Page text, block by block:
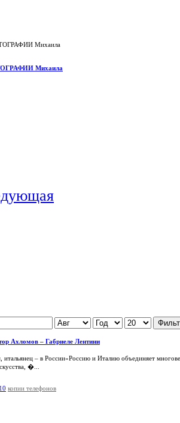
Михаила
Ахломов – Габриеле Лентини
итальянец – в России»Россию и Италию объединяет
�...
копии телефонов